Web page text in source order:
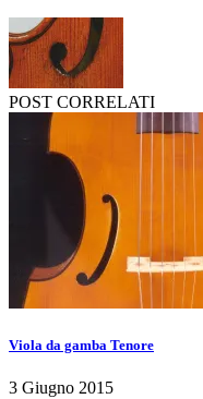
POST CORRELATI
Viola da gamba Tenore
3 Giugno 2015